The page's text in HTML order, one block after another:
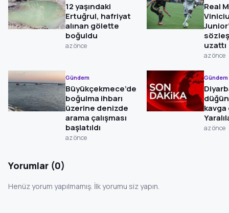
12 yaşındaki
Ertuğrul, hafriyat
alınan gölette
boğuldu
az önce
Real
uzattı
az önce
Gündem
Büyükçekmece’de
boğulma ihbarı
üzerine denizde
arama çalışması
başlatıldı
az önce
Gündem
kavga
az önce
Yorumlar (0)
Henüz yorum yapılmamış. İlk yorumu siz yapın.